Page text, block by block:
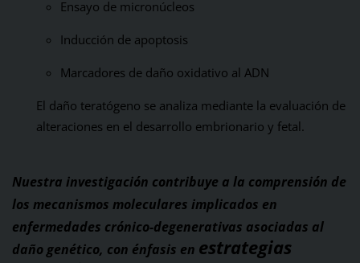
Ensayo de micronúcleos
Inducción de apoptosis
Marcadores de daño oxidativo al ADN
El daño teratógeno se analiza mediante la evaluación de
alteraciones en el desarrollo embrionario y fetal.
Nuestra investigación contribuye a la comprensión de
los mecanismos moleculares implicados en
enfermedades crónico-degenerativas asociadas al
daño genético, con énfasis en estrategias